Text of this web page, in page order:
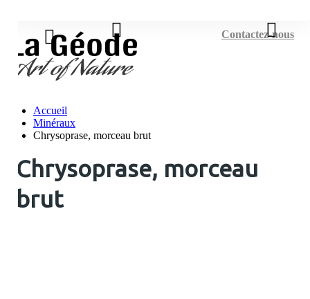
Contactez-nous
Accueil
Minéraux
Chrysoprase, morceau brut
Chrysoprase, morceau
brut